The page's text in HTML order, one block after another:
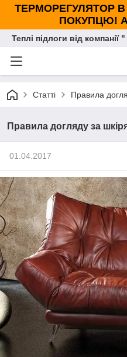
ТЕРМОРЕГУЛЯТОР
ПОКУПЦЮ!
Теплі підлоги від
Статті Правила
Правила догляду за
01.04.2017